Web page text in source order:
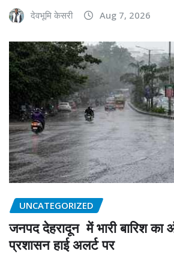
देवभूमि केसरी Aug 7, 2026
UNCATEGORIZED
जनपद देहरादून में भारी बारिश
प्रशासन हाई अलर्ट पर